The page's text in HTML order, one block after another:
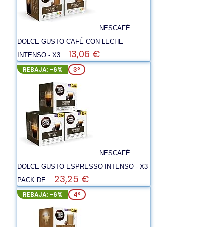
NESCAFÉ
DOLCE GUSTO CAFÉ CON LECHE
INTENSO - X3... 13,06 €
REBAJA: -6% 3º
NESCAFÉ
DOLCE GUSTO ESPRESSO INTENSO - X3
PACK DE... 23,25 €
REBAJA: -6% 4º